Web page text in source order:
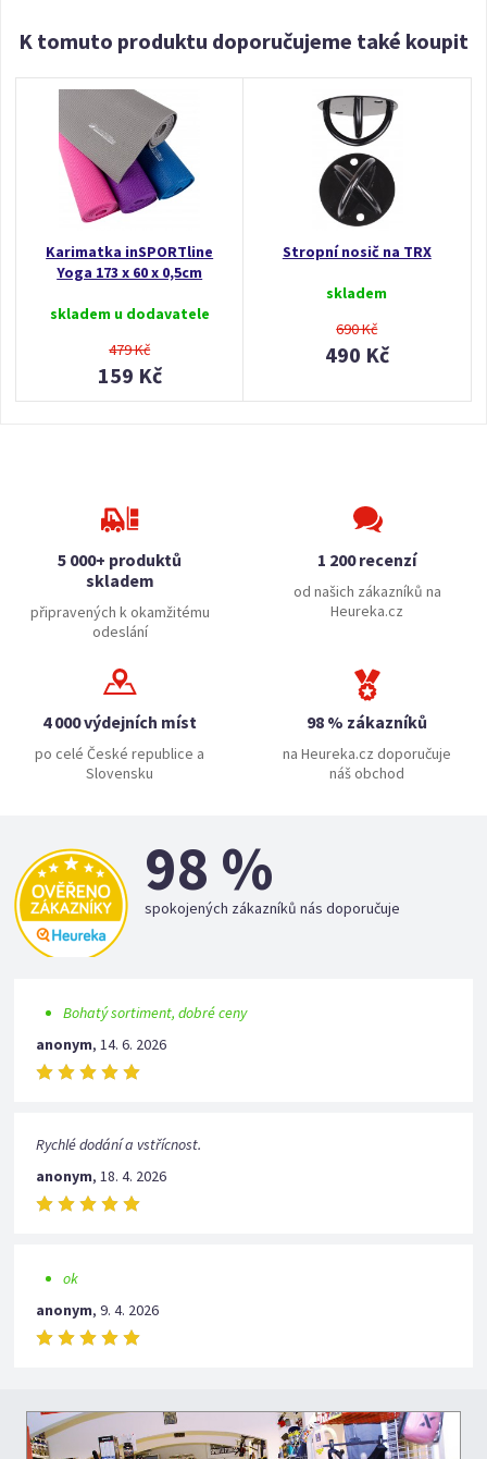
K tomuto produktu doporučujeme také koupit
Karimatka inSPORTline
Yoga 173 x 60 x 0,5cm
skladem u dodavatele
479 Kč
159 Kč
Stropní nosič na TRX
skladem
690 Kč
490 Kč
5 000+ produktů
skladem
připravených k okamžitému
odeslání
1 200 recenzí
od našich zákazníků na
Heureka.cz
4 000 výdejních míst
po celé České republice a
Slovensku
98 % zákazníků
na Heureka.cz doporučuje
náš obchod
98 %
spokojených zákazníků nás doporučuje
Bohatý sortiment, dobré ceny
anonym,14. 6. 2026
Rychlé dodání a vstřícnost.
anonym,18. 4. 2026
ok
anonym,9. 4. 2026